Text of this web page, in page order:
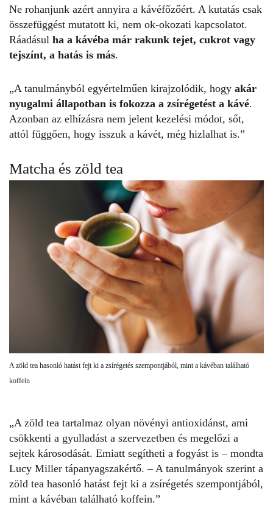
Ne rohanjunk azért annyira a kávéfőzőért. A kutatás csak
összefüggést mutatott ki, nem ok-okozati kapcsolatot.
Ráadásul ha a kávéba már rakunk tejet, cukrot vagy
tejszínt, a hatás is más.
„A tanulmányból egyértelműen kirajzolódik, hogy akár
nyugalmi állapotban is fokozza a zsírégetést a kávé.
Azonban az elhízásra nem jelent kezelési módot, sőt,
attól függően, hogy isszuk a kávét, még hizlalhat is.”
Matcha és zöld tea
A zöld tea hasonló hatást fejt ki a zsírégetés szempontjából, mint a kávéban található
koffein
„A zöld tea tartalmaz olyan növényi antioxidánst, ami
csökkenti a gyulladást a szervezetben és megelőzi a
sejtek károsodását. Emiatt segítheti a fogyást is – mondta
Lucy Miller tápanyagszakértő. – A tanulmányok szerint a
zöld tea hasonló hatást fejt ki a zsírégetés szempontjából,
mint a kávéban található koffein.”